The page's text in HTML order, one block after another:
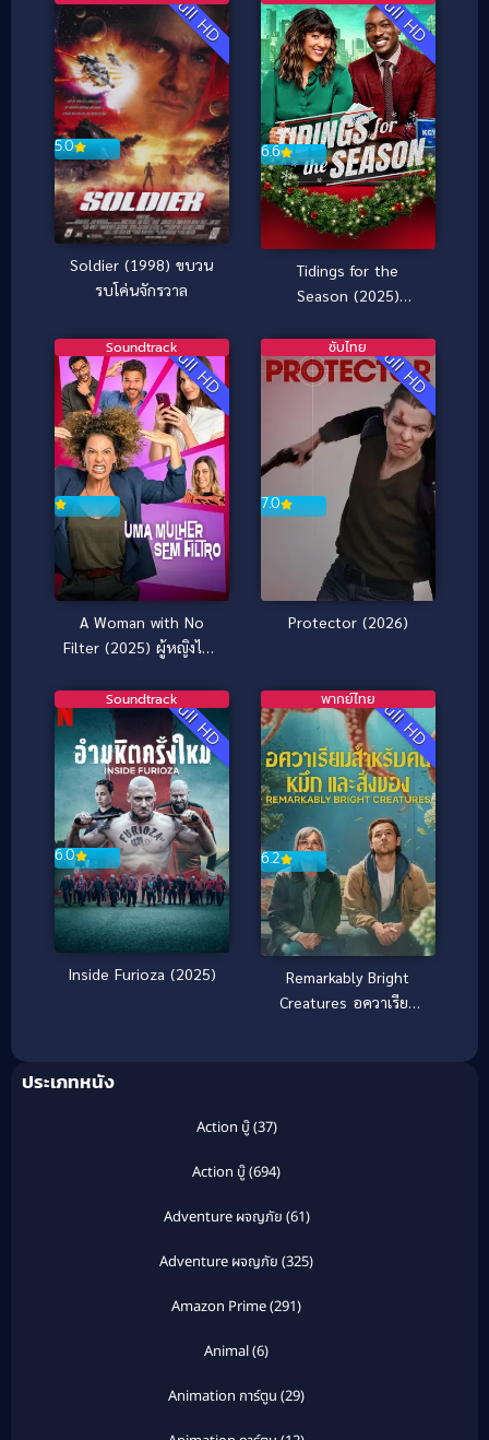
Full HD
5.0
Soldier (1998) ขบวน
รบโค่นจักรวาล
Full HD
6.6
Tidings for the
Season (2025)
ฤดูกาล
Full HD
Soundtrack
A Woman with No
Filter (2025) ผู้หญิงไม่มี
Full HD
7.0
ซับไทย
Protector (2026)
Full HD
6.0
Soundtrack
Inside Furioza (2025)
Full HD
6.2
พากย์ไทย
Remarkably Bright
Creatures อควาเรียม
ประเภทหนัง
Action บู๊(37)
Action บู๊(694)
Adventure ผจญภัย (61)
Adventure ผจญภัย (325)
Amazon Prime(291)
Animal(6)
Animation การ์ตูน (29)